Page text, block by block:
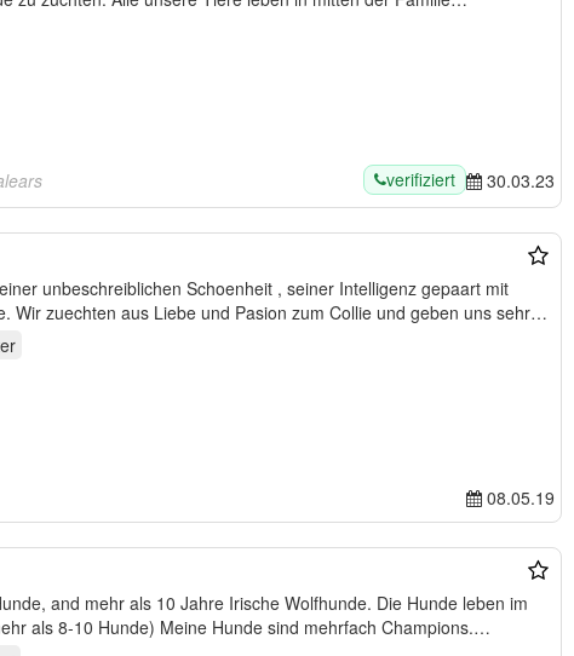
verifiziert 30.03.23
Schoenheit , seiner Intelligenz gepaart mit
seinem liebenswuerdigen Wese. Wir zuechten aus Liebe und Pasion zum Collie und geben uns sehr…
08.05.19
and mehr als 10 Jahre Irische Wolfhunde. Die Hunde leben im
als 8-10 Hunde) Meine Hunde sind mehrfach Champions.